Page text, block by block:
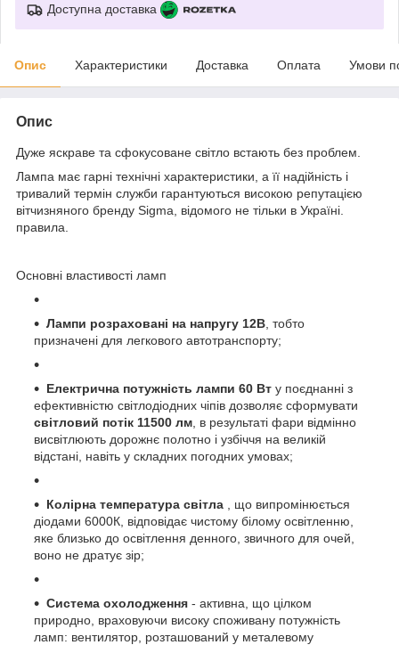
Доступна доставка
Опис Характеристики Доставка Оплата Умови
Опис
Дуже яскраве та сфокусоване світло встають без проблем.
Лампа має гарні технічні характеристики, а її надійність і
тривалий термін служби гарантуються високою репутацією
вітчизняного бренду Sigma, відомого не тільки в Україні.
правила.
Основні властивості ламп
Лампи розраховані на напругу 12B , тобто
призначені для легкового автотранспорту;
Електрична потужність лампи 60 Вт у поєднанні з
ефективністю світлодіодних чіпів дозволяє сформувати
світловий потік 11500 лм , в результаті фари відмінно
висвітлюють дорожнє полотно і узбіччя на великій
відстані, навіть у складних погодних умовах;
Колірна температура світла , що випромінюється
діодами 6000К, відповідає чистому білому освітленню,
яке близько до освітлення денного, звичного для очей,
воно не дратує зір;
Система охолодження - активна, що цілком
природно, враховуючи високу споживану потужність
ламп: вентилятор, розташований у металевому